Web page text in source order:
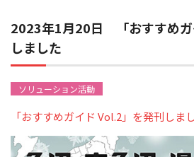
2023年1月20日 「おすすめガ
しました
ソリューション活動
「おすすめガイド Vol.2」を発刊しまし